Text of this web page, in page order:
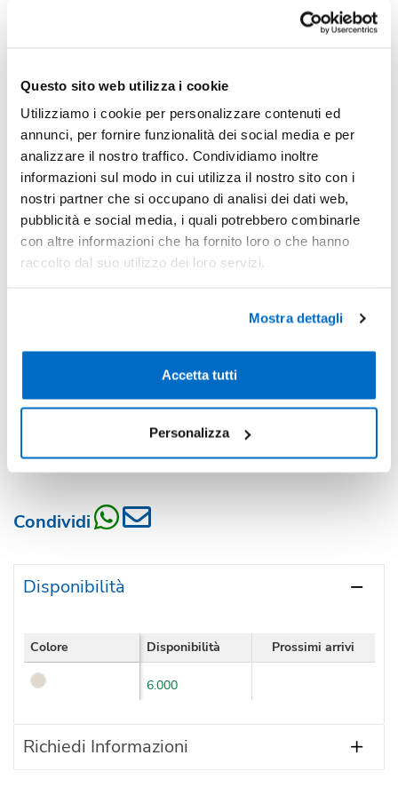
Questo sito web utilizza i cookie
Utilizziamo i cookie per personalizzare contenuti ed
annunci, per fornire funzionalità dei social media e per
analizzare il nostro traffico. Condividiamo inoltre
informazioni sul modo in cui utilizza il nostro sito con i
nostri partner che si occupano di analisi dei dati web,
pubblicità e social media, i quali potrebbero combinarle
con altre informazioni che ha fornito loro o che hanno
raccolto dal suo utilizzo dei loro servizi.
Mostra dettagli
Accetta tutti
Personalizza
Recensioni
Sconti per quantità Sconto € cadauno *Prezzo €
Pezzi 50 - € 2,62
Pezzi 100 -31% € 1,80
Pezzi 500 -37%
Non trovi la quantità in tabella?
Quantità consigliata
IVA incl.
IVA incl.
Condividi
Disponibilità
Colore Disponibilità Prossimi arrivi
6.000
Richiedi Informazioni